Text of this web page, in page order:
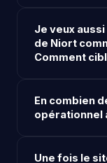
premier plan
obtenues. Un
souvent moins
financiers a
: ton
audience
Que vous
de conseil ou
Je veux
de Niort
Comment
principales de
contenu
En combien
opérationnel
semaines. Un
Une fois le